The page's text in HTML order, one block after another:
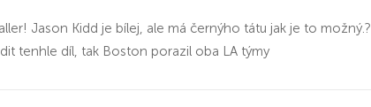
Jason Kidd je bílej, ale má černýho tátu jak je to
tenhle díl, tak Boston porazil oba LA týmy